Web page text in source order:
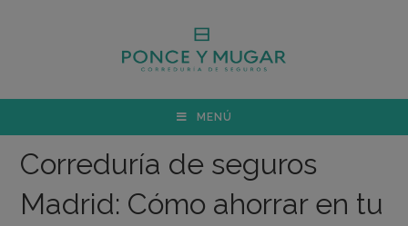
MENÚ
Correduría de seguros
Madrid: Cómo ahorrar en tu